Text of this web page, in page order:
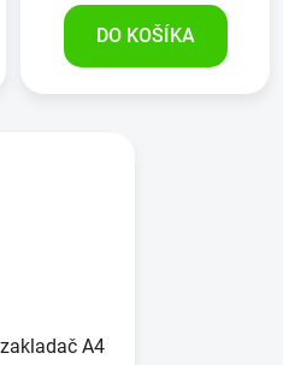
DO KOŠÍKA
A4